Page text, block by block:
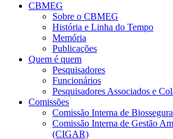
CBMEG
Sobre o CBMEG
História e Linha do Tempo
Memória
Publicações
Quem é quem
Pesquisadores
Funcionários
Pesquisadores Associados e
Comissões
Comissão Interna de
Comissão Interna de Gestão
(CIGAR)